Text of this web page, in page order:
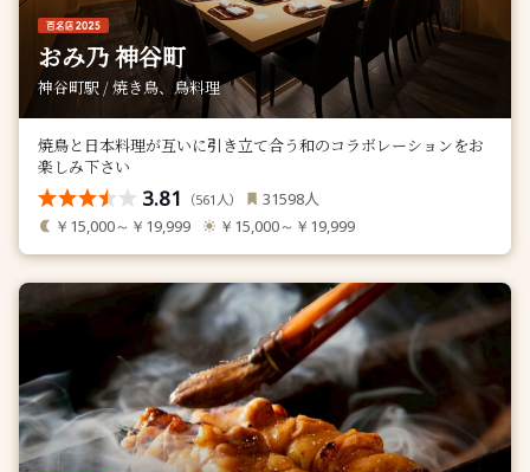
おみ乃 神谷町
神谷町駅 / 焼き鳥、鳥料理
焼鳥と日本料理が互いに引き立て合う和のコラボレーションをお
楽しみ下さい
3.81 （561 人） 31598人
￥15,000～￥19,999 ￥15,000～￥19,999